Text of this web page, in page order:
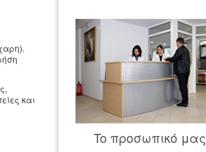
και
To προσωπικό μας